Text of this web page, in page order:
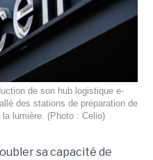
de son hub logistique e-
des stations de préparation de
lumière. (Photo : Celio)
sa capacité de